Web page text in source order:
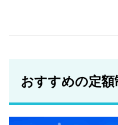
おすすめの定